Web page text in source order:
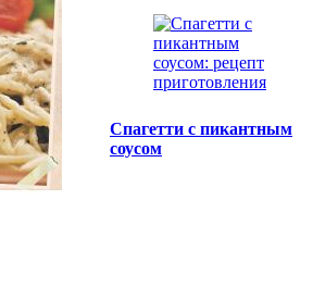
Спагетти с пикантным
соусом